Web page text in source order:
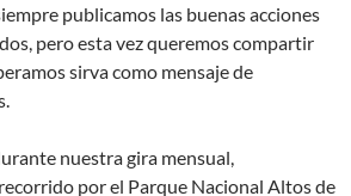
publicamos las buenas acciones
pero esta vez queremos compartir
sirva como mensaje de
nuestra gira mensual,
por el Parque Nacional Altos de